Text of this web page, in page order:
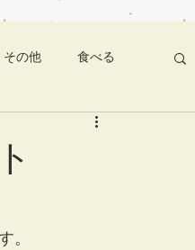
その他 食べる
。